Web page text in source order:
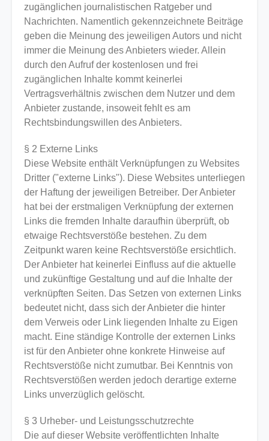
zugänglichen journalistischen Ratgeber und
Nachrichten. Namentlich gekennzeichnete Beiträge
geben die Meinung des jeweiligen Autors und nicht
immer die Meinung des Anbieters wieder. Allein
durch den Aufruf der kostenlosen und frei
zugänglichen Inhalte kommt keinerlei
Vertragsverhältnis zwischen dem Nutzer und dem
Anbieter zustande, insoweit fehlt es am
Rechtsbindungswillen des Anbieters.
§ 2 Externe Links
Diese Website enthält Verknüpfungen zu Websites
Dritter ("externe Links"). Diese Websites unterliegen
der Haftung der jeweiligen Betreiber. Der Anbieter
hat bei der erstmaligen Verknüpfung der externen
Links die fremden Inhalte daraufhin überprüft, ob
etwaige Rechtsverstöße bestehen. Zu dem
Zeitpunkt waren keine Rechtsverstöße ersichtlich.
Der Anbieter hat keinerlei Einfluss auf die aktuelle
und zukünftige Gestaltung und auf die Inhalte der
verknüpften Seiten. Das Setzen von externen Links
bedeutet nicht, dass sich der Anbieter die hinter
dem Verweis oder Link liegenden Inhalte zu Eigen
macht. Eine ständige Kontrolle der externen Links
ist für den Anbieter ohne konkrete Hinweise auf
Rechtsverstöße nicht zumutbar. Bei Kenntnis von
Rechtsverstößen werden jedoch derartige externe
Links unverzüglich gelöscht.
§ 3 Urheber- und Leistungsschutzrechte
Die auf dieser Website veröffentlichten Inhalte